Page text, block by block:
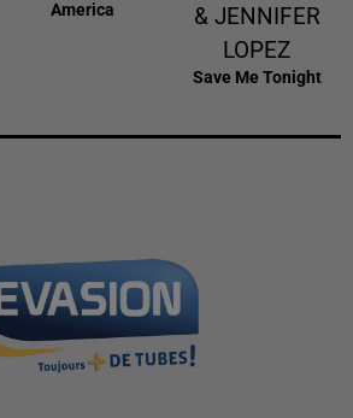
America
& JENNIFER
LOPEZ
Save Me Tonight